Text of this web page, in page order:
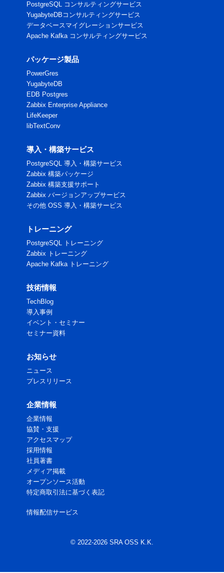
PostgreSQL コンサルティングサービス
YugabyteDBコンサルティングサービス
データベースマイグレーションサービス
Apache Kafka コンサルティングサービス
パッケージ製品
PowerGres
YugabyteDB
EDB Postgres
Zabbix Enterprise Appliance
LifeKeeper
libTextConv
導入・構築サービス
PostgreSQL 導入・構築サービス
Zabbix 構築パッケージ
Zabbix 構築支援サポート
Zabbix バージョンアップサービス
その他 OSS 導入・構築サービス
トレーニング
PostgreSQL トレーニング
Zabbix トレーニング
Apache Kafka トレーニング
技術情報
TechBlog
導入事例
イベント・セミナー
セミナー資料
お知らせ
ニュース
プレスリリース
企業情報
企業情報
協賛・支援
アクセスマップ
採用情報
社員著書
メディア掲載
オープンソース活動
特定商取引法に基づく表記
情報配信サービス
© 2022-2026 SRA OSS K.K.